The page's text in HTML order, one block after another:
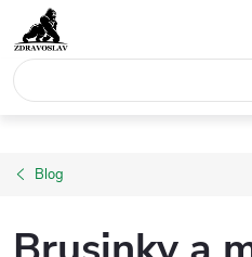
na
obsah
Blog